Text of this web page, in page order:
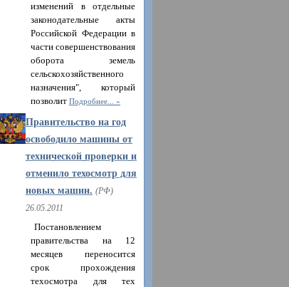
изменений в отдельные
законодательные акты
Российской Федерации в
части совершенствования
оборота земель
сельскохозяйственного
назначения", который
позволит Подробнее...
Правительство на год
освободило машины от
технической проверки и
отменило техосмотр для
новых машин. (РФ)
26.05.2011
Постановлением
правительства на 12
месяцев переносится
срок прохождения
техосмотра для тех